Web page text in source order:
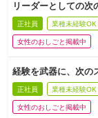
リーダーとしての次
正社員 業種未経験OK
女性のおしごと掲載中
経験を武器に、次の
正社員 業種未経験OK
女性のおしごと掲載中